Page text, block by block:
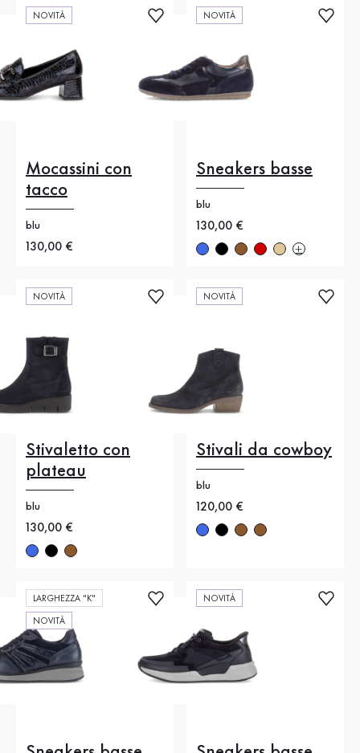
NOVITÀ
Mocassini con
tacco
blu
Nuovo prezzo
130,00 €
NOVITÀ
Sneakers basse
blu
Nuovo prezzo
130,00 €
NOVITÀ
Stivaletto con
plateau
blu
Nuovo prezzo
130,00 €
NOVITÀ
Stivali da cowboy
blu
Nuovo prezzo
120,00 €
LARGHEZZA "K"
NOVITÀ
NOVITÀ